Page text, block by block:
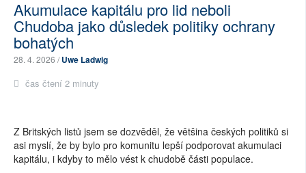
Akumulace kapitálu pro lid neboli
Chudoba jako důsledek politiky ochrany
bohatých
28. 4. 2026 /Uwe Ladwig
čas čtení 2 minuty
Z Britských listů jsem se dozvěděl, že většina českých politiků si
asi myslí, že by bylo pro komunitu lepší podporovat akumulaci
kapitálu, i kdyby to mělo vést k chudobě části populace.